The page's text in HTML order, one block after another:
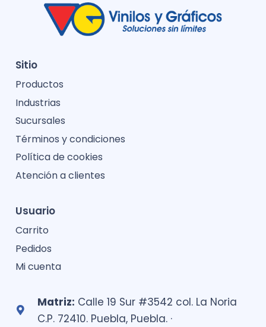
Sitio
Productos
Industrias
Sucursales
Términos y condiciones
Política de cookies
Atención a clientes
Usuario
Carrito
Pedidos
Mi cuenta
Matriz: Calle 19 Sur #3542 col. La Noria
C.P. 72410. Puebla, Puebla. ·